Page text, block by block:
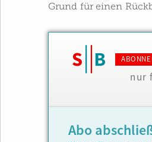
Grund für einen
nur
Abo